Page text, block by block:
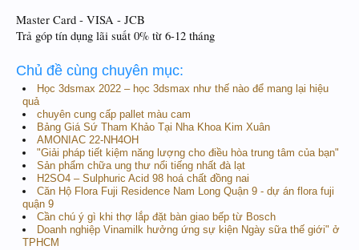
Master Card - VISA - JCB
Trả góp tín dụng lãi suất 0% từ 6-12 tháng
Chủ đề cùng chuyên mục:
Học 3dsmax 2022 – học 3dsmax như thế nào để mang lại hiệu
quả
chuyên cung cấp pallet màu cam
Bảng Giá Sứ Tham Khảo Tại Nha Khoa Kim Xuân
AMONIAC 22-NH4OH
"Giải pháp tiết kiệm năng lượng cho điều hòa trung tâm của bạn"
Sản phẩm chữa ung thư nổi tiếng nhất đà lạt
H2SO4 – Sulphuric Acid 98 hoá chất đồng nai
Căn Hộ Flora Fuji Residence Nam Long Quận 9 - dự án flora fuji
quận 9
Cần chú ý gì khi thợ lắp đặt bàn giao bếp từ Bosch
Doanh nghiệp Vinamilk hưởng ứng sự kiện Ngày sữa thế giới" ở
TPHCM